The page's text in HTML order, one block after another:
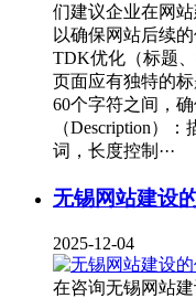
们建议企业在网
以确保网站后续
TDK优化（标题
页面应有独特的
60个字符之间，
（Description）
词，长度控制···
无锡网站建设
2025-12-04
在咨询无锡网站